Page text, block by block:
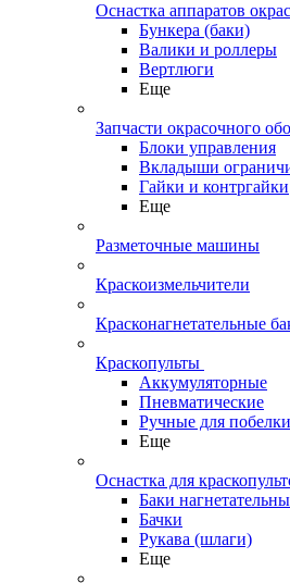
Оснастка аппаратов
Бункера (баки)
Валики и роллеры
Вертлюги
Еще
Запчасти окрасочного
Блоки управления
Вкладыши
Гайки и контргайки
Еще
Разметочные машины
Краскоизмельчители
Красконагнетательные
Краскопульты
Аккумуляторные
Пневматические
Ручные для побелки
Еще
Оснастка для
Баки
Бачки
Рукава (шлаги)
Еще